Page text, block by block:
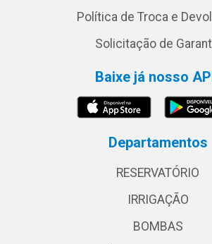
Política de Troca e
Solicitação de
Baixe já nosso
Departamentos
RESERVATÓRIO
IRRIGAÇÃO
BOMBAS